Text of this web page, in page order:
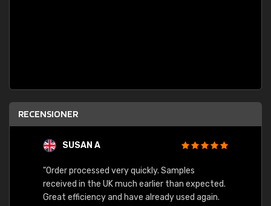
RECENSIONER
SUSAN A
"Order processed very quickly. Samples
received in the UK much earlier than expected.
Great efficiency and have already used again.